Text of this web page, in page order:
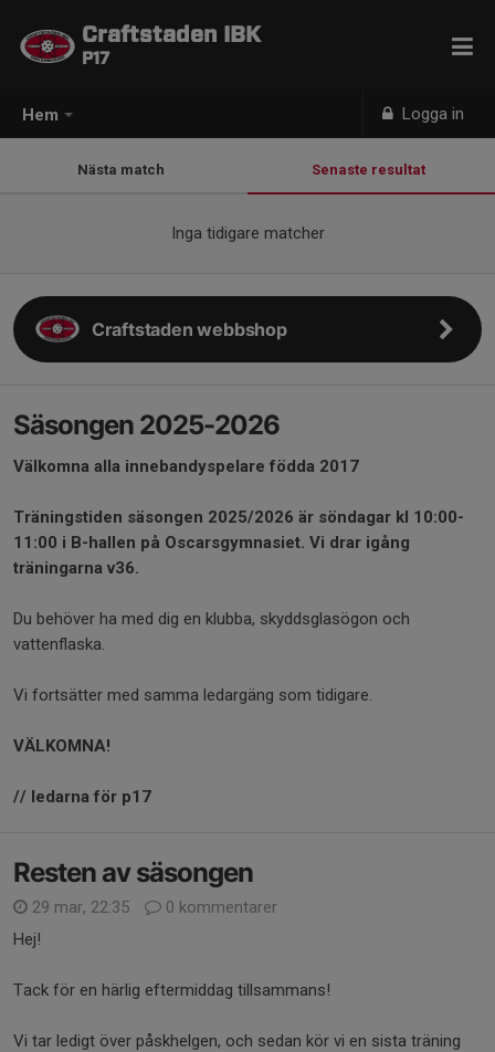
Hem Logga in
Craftstaden IBK
P17
Nästa match Senaste resultat
Inga tidigare matcher
Craftstaden webbshop
Säsongen 2025-2026
Välkomna alla innebandyspelare födda 2017
Träningstiden säsongen 2025/2026 är söndagar kl 10:00-
11:00 i B-hallen på Oscarsgymnasiet. Vi drar igång
träningarna v36.
Du behöver ha med dig en klubba, skyddsglasögon och
vattenflaska.
Vi fortsätter med samma ledargäng som tidigare.
VÄLKOMNA!
// ledarna för p17
Resten av säsongen
29 mar, 22:35
0 kommentarer
Hej!
Tack för en härlig eftermiddag tillsammans!
Vi tar ledigt över påskhelgen, och sedan kör vi en sista träning